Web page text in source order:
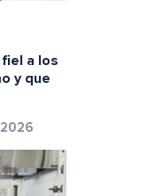
a los
y que